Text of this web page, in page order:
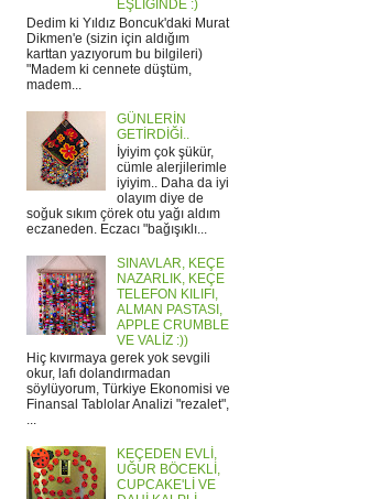
EŞLİĞİNDE :)
Dedim ki Yıldız Boncuk'daki Murat
Dikmen'e (sizin için aldığım
karttan yazıyorum bu bilgileri)
"Madem ki cennete düştüm,
madem...
GÜNLERİN
GETİRDİĞİ..
İyiyim çok şükür,
cümle alerjilerimle
iyiyim.. Daha da iyi
olayım diye de
soğuk sıkım çörek otu yağı aldım
eczaneden. Eczacı "bağışıklı...
SINAVLAR, KEÇE
NAZARLIK, KEÇE
TELEFON KILIFI,
ALMAN PASTASI,
APPLE CRUMBLE
VE VALİZ :))
Hiç kıvırmaya gerek yok sevgili
okur, lafı dolandırmadan
söylüyorum, Türkiye Ekonomisi ve
Finansal Tablolar Analizi "rezalet",
...
KEÇEDEN EVLİ,
UĞUR BÖCEKLİ,
CUPCAKE'Lİ VE